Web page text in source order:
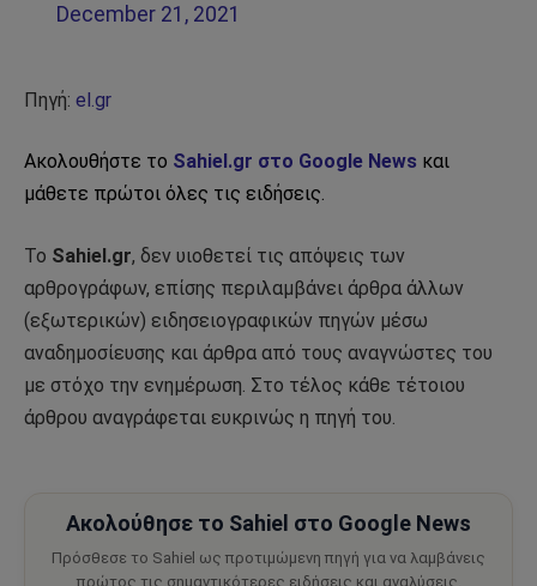
December 21, 2021
Πηγή: el.gr
Ακολουθήστε το Sahiel.gr στο Google News και
μάθετε πρώτοι όλες τις ειδήσεις.
Το Sahiel.gr, δεν υιοθετεί τις απόψεις των
αρθρογράφων, επίσης περιλαμβάνει άρθρα άλλων
(εξωτερικών) ειδησειογραφικών πηγών μέσω
αναδημοσίευσης και άρθρα από τους αναγνώστες του
με στόχο την ενημέρωση. Στο τέλος κάθε τέτοιου
άρθρου αναγράφεται ευκρινώς η πηγή του.
Ακολούθησε το Sahiel στο Google News
Πρόσθεσε το Sahiel ως προτιμώμενη πηγή για να λαμβάνεις
πρώτος τις σημαντικότερες ειδήσεις και αναλύσεις.